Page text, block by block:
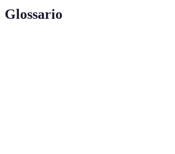
Glossario